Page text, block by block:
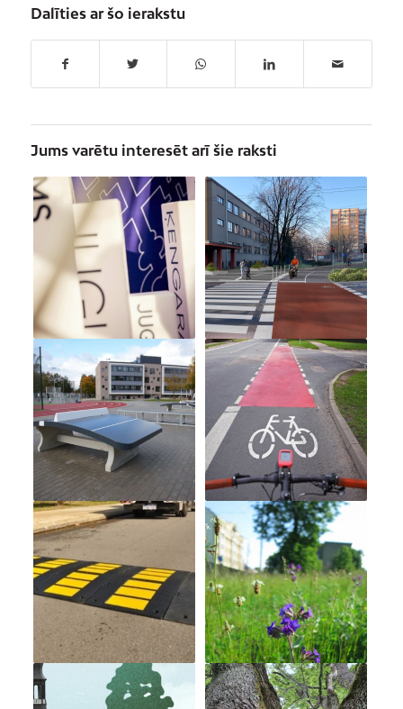
Dalīties ar šo ierakstu
Jums varētu interesēt arī šie raksti